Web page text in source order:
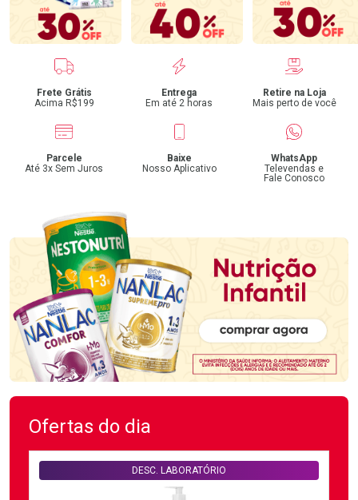
Benefícios
Frete Grátis
Acima R$199
Entrega
Em até 2 horas
Retire na Loja
Mais perto de você
Parcele
Até 3x Sem Juros
Baixe
Nosso Aplicativo
WhatsApp
Televendas e
Fale Conosco
Ofertas do dia
DESC. LABORATÓRIO